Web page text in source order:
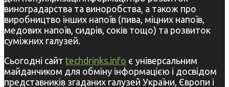
виноградарства та виноробства, а також про
виробництво інших напоїв (пива, міцних напоїв,
медових напоїв, сидрів, соків тощо) та розвиток
суміжних галузей.
Сьогодні сайт techdrinks.info є універсальним
майданчиком для обміну інформацією і досвідом
представників згаданих галузей України, Європи і